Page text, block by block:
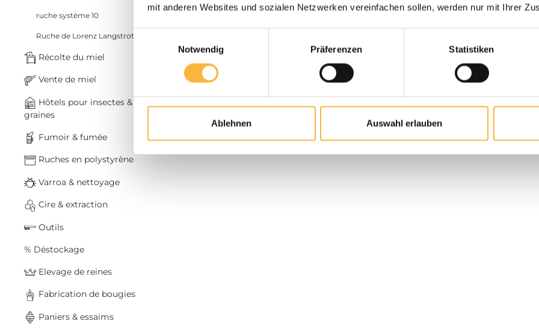
mit anderen Websites und sozialen Netzwerken vereinfachen sollen, werden nur mit Ihrer
Einwilligungsauswahl
Notwendig
Präferenzen Statistiken
Ablehnen Auswahl erlauben
ruche système 10
Ruche de Lorenz Langstroth
Récolte du miel
Vente de miel
Hôtels pour insectes &
graines
Fumoir & fumée
Ruches en polystyrène
Varroa & nettoyage
Cire & extraction
Outils
% Déstockage
Elevage de reines
Fabrication de bougies
Paniers & essaims
Plus d’infos
Quantité de produit : Entrez la quantité
Ajouter au panier